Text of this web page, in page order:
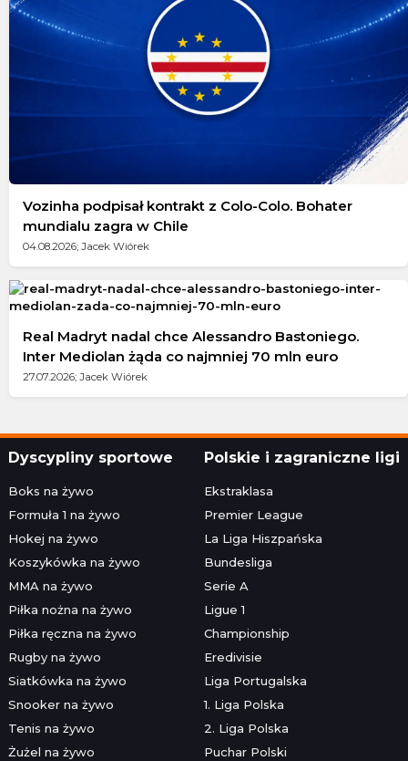
Vozinha podpisał kontrakt z Colo-Colo. Bohater
mundialu zagra w Chile
04.08.2026; Jacek Wiórek
Real Madryt nadal chce Alessandro Bastoniego.
Inter Mediolan żąda co najmniej 70 mln euro
27.07.2026; Jacek Wiórek
Dyscypliny sportowe
Boks na żywo
Formuła 1 na żywo
Hokej na żywo
Koszykówka na żywo
MMA na żywo
Piłka nożna na żywo
Piłka ręczna na żywo
Rugby na żywo
Siatkówka na żywo
Snooker na żywo
Tenis na żywo
Żużel na żywo
Polskie i zagraniczne ligi
Ekstraklasa
Premier League
La Liga Hiszpańska
Bundesliga
Serie A
Ligue 1
Championship
Eredivisie
Liga Portugalska
1. Liga Polska
2. Liga Polska
Puchar Polski